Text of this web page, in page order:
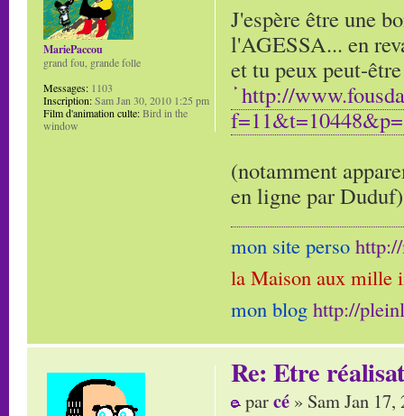
J'espère être une
l'AGESSA... en
et tu peux peut-
http://
(notamment
en ligne par Duduf)
mon site perso
la Maison aux mille
mon blog http://
MariePaccou
grand fou, grande folle
Messages: 1103
Inscription:Sam Jan 30, 2010 1:25 pm
Film d'animation culte:Bird in the
window
Re: Etre
parcé » Sam Jan